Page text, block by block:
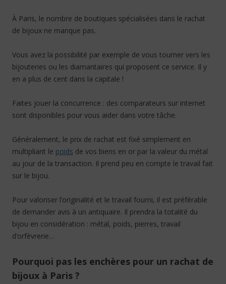
À Paris, le nombre de boutiques spécialisées dans le rachat
de bijoux ne manque pas.
Vous avez la possibilité par exemple de vous tourner vers les
bijouteries ou les diamantaires qui proposent ce service. Il y
en a plus de cent dans la capitale !
Faites jouer la concurrence : des comparateurs sur internet
sont disponibles pour vous aider dans votre tâche.
Généralement, le prix de rachat est fixé simplement en
multipliant le poids de vos biens en or par la valeur du métal
au jour de la transaction. Il prend peu en compte le travail fait
sur le bijou.
Pour valoriser l’originalité et le travail fourni, il est préférable
de demander avis à un antiquaire. Il prendra la totalité du
bijou en considération : métal, poids, pierres, travail
d’orfèvrerie…
Pourquoi pas les enchères pour un rachat de
bijoux à Paris ?